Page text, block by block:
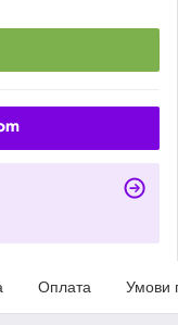
Оплата Умови